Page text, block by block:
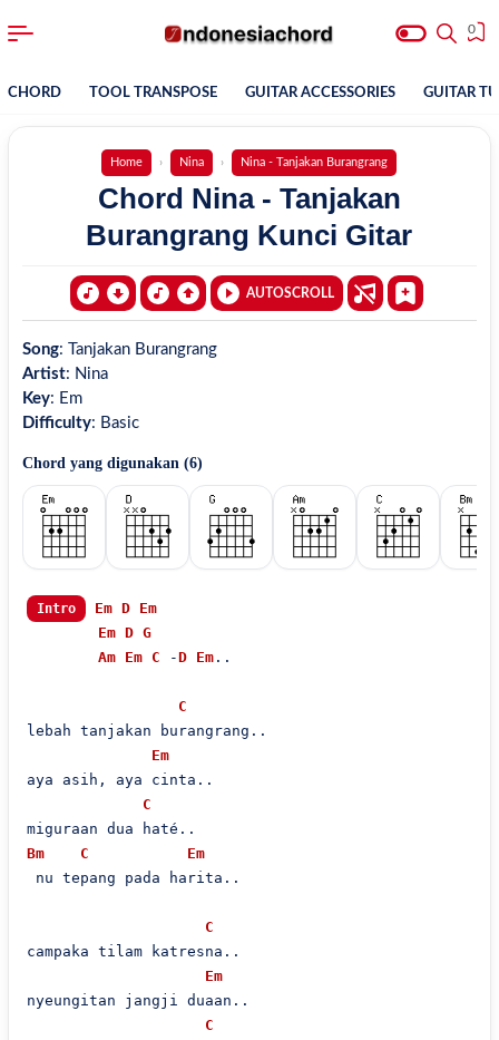
0
CHORD TOOL TRANSPOSE GUITAR ACCESSORIES GUITAR
Home Nina Nina - Tanjakan Burangrang
Chord Nina - Tanjakan
Burangrang Kunci Gitar
AUTOSCROLL
Song:
Tanjakan Burangrang
Artist: Nina
Key: Em
Difficulty: Basic
Chord yang digunakan (6)
Intro Em D
Em
Em D G
Am
Em C -D Em..
C
lebah tanjakan burangrang..
Em
aya asih, aya cinta..
C
Bm
C
Em
nu tepang pada harita..
C
campaka tilam katresna..
Em
nyeungitan jangji duaan..
C